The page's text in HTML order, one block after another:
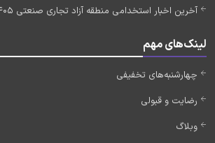
آخرین اخبار استخدامی منطقه آزاد تجاری صنعتی 1405
لینک‌های مهم
چهارشنبه‌های تخفیفی
رضایت و قبولی
وبلاگ